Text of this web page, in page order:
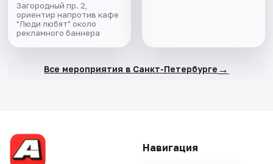
Загородный пр. 2,
ориентир напротив кафе
"Люди любят" около
рекламного баннера
Все мероприятия в Санкт-Петербурге →
Навигация